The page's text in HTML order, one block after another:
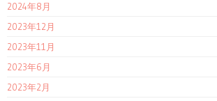
2024年8月
2023年12月
2023年11月
2023年6月
2023年2月